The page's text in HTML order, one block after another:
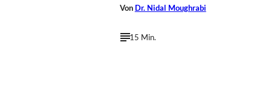
Von Dr. Nidal Moughrabi
15 Min.